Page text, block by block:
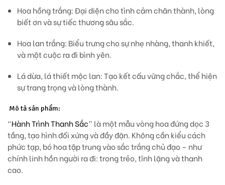
Hoa hồng trắng:Đại diện cho tình cảm chân thành, lòng
biết ơn và sự tiếc thương sâu sắc.
Hoa lan trắng: Biểu trưng cho sự nhẹ nhàng, thanh khiết,
và một cuộc ra đi bình yên.
Lá dừa, lá thiết mộc lan:Tạo kết cấu vững chắc, thể hiện
sự trang trọng và lòng thành.
Mô tả sản phẩm:
“Hành Trình Thanh Sắc” là một mẫu vòng hoađứng dọc 3
tầng, tạo hình đối xứng và đầy đặn. Không cần kiểu cách
phức tạp, bó hoatập trung vào sắc trắng chủ đạo – như
chính linh hồn người ra đi: trong trẻo, tĩnh lặng và thanh
cao.